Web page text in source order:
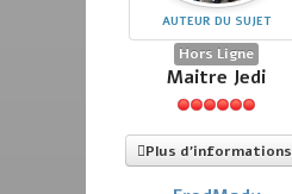
AUTEUR DU SUJET
Hors Ligne
Maitre Jedi
Plus d'informations